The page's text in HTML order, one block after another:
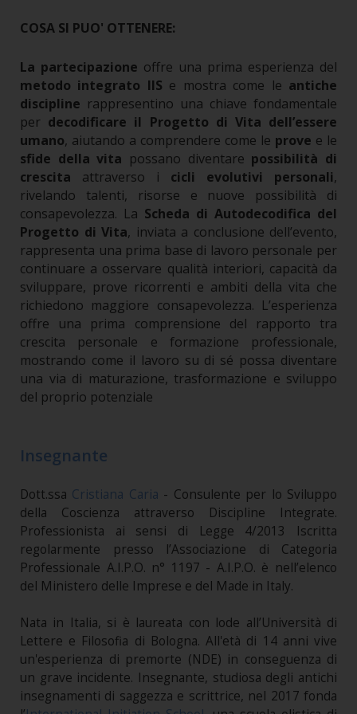
COSA SI PUO' OTTENERE:
La partecipazione offre una prima esperienza del
metodo integrato IIS e mostra come le antiche
discipline rappresentino una chiave fondamentale
per decodificare il Progetto di Vita dell’essere
umano, aiutando a comprendere come le prove e le
sfide della vita possano diventare possibilità di
crescita attraverso i cicli evolutivi personali,
rivelando talenti, risorse e nuove possibilità di
consapevolezza. La Scheda di Autodecodifica del
Progetto di Vita, inviata a conclusione dell’evento,
rappresenta una prima base di lavoro personale per
continuare a osservare qualità interiori, capacità da
sviluppare, prove ricorrenti e ambiti della vita che
richiedono maggiore consapevolezza. L’esperienza
offre una prima comprensione del rapporto tra
crescita personale e formazione professionale,
mostrando come il lavoro su di sé possa diventare
una via di maturazione, trasformazione e sviluppo
del proprio potenziale
Insegnante
Dott.ssa Cristiana Caria - Consulente per lo Sviluppo
della Coscienza attraverso Discipline Integrate.
Professionista ai sensi di Legge 4/2013 Iscritta
regolarmente presso l’Associazione di Categoria
Professionale A.I.P.O. n° 1197 - A.I.P.O. è nell’elenco
del Ministero delle Imprese e del Made in Italy.
Nata in Italia, si è laureata con lode all’Università di
Lettere e Filosofia di Bologna. All'età di 14 anni vive
un'esperienza di premorte (NDE) in conseguenza di
un grave incidente. Insegnante, studiosa degli antichi
insegnamenti di saggezza e scrittrice, nel 2017 fonda